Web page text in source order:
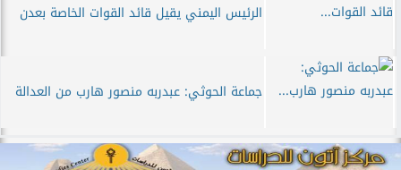
الرئيس اليمني يقيل قائد القوات الخاصة بعدن
جماعة الحوثي: عبدربه منصور هارب من العدالة